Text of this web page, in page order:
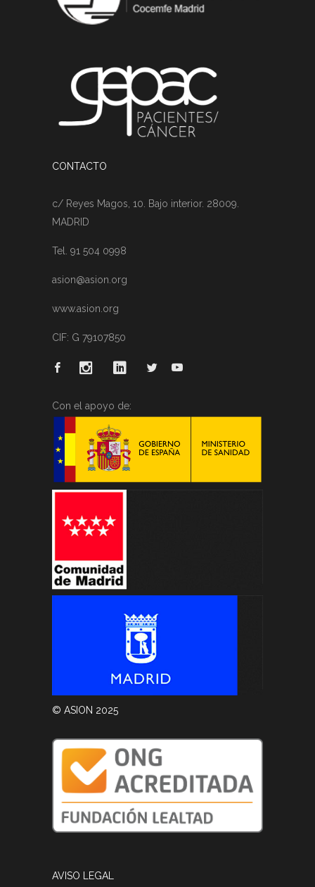
CONTACTO
c/ Reyes Magos, 10. Bajo interior. 28009.
MADRID
Tel. 91 504 0998
asion@asion.org
www.asion.org
CIF: G 79107850
Con el apoyo de:
© ASION 2025
AVISO LEGAL